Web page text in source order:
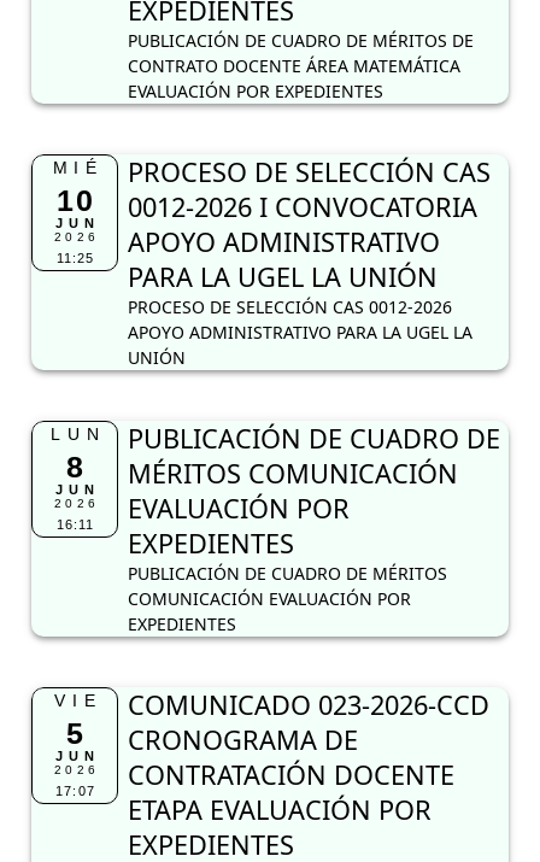
EXPEDIENTES
PUBLICACIÓN DE CUADRO DE MÉRITOS DE
CONTRATO DOCENTE ÁREA MATEMÁTICA
EVALUACIÓN POR EXPEDIENTES
MIÉ
10
JUN
2026
11:25
PROCESO DE SELECCIÓN CAS
0012-2026 I CONVOCATORIA
APOYO ADMINISTRATIVO
PARA LA UGEL LA UNIÓN
PROCESO DE SELECCIÓN CAS 0012-2026
APOYO ADMINISTRATIVO PARA LA UGEL LA
UNIÓN
LUN
8
JUN
2026
16:11
PUBLICACIÓN DE CUADRO DE
MÉRITOS COMUNICACIÓN
EVALUACIÓN POR
EXPEDIENTES
PUBLICACIÓN DE CUADRO DE MÉRITOS
COMUNICACIÓN EVALUACIÓN POR
EXPEDIENTES
VIE
5
JUN
2026
17:07
COMUNICADO 023-2026-CCD
CRONOGRAMA DE
CONTRATACIÓN DOCENTE
ETAPA EVALUACIÓN POR
EXPEDIENTES